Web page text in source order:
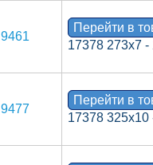
9461
Перейти в
17378 273х7 -
9477
Перейти в
17378 325х10